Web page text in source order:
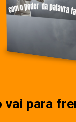
vai para